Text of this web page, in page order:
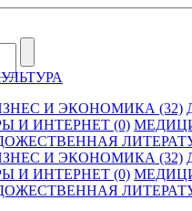
И ЭКОНОМИКА (32)
И ИНТЕРНЕТ (0)
И ЭКОНОМИКА (32)
И ИНТЕРНЕТ (0)